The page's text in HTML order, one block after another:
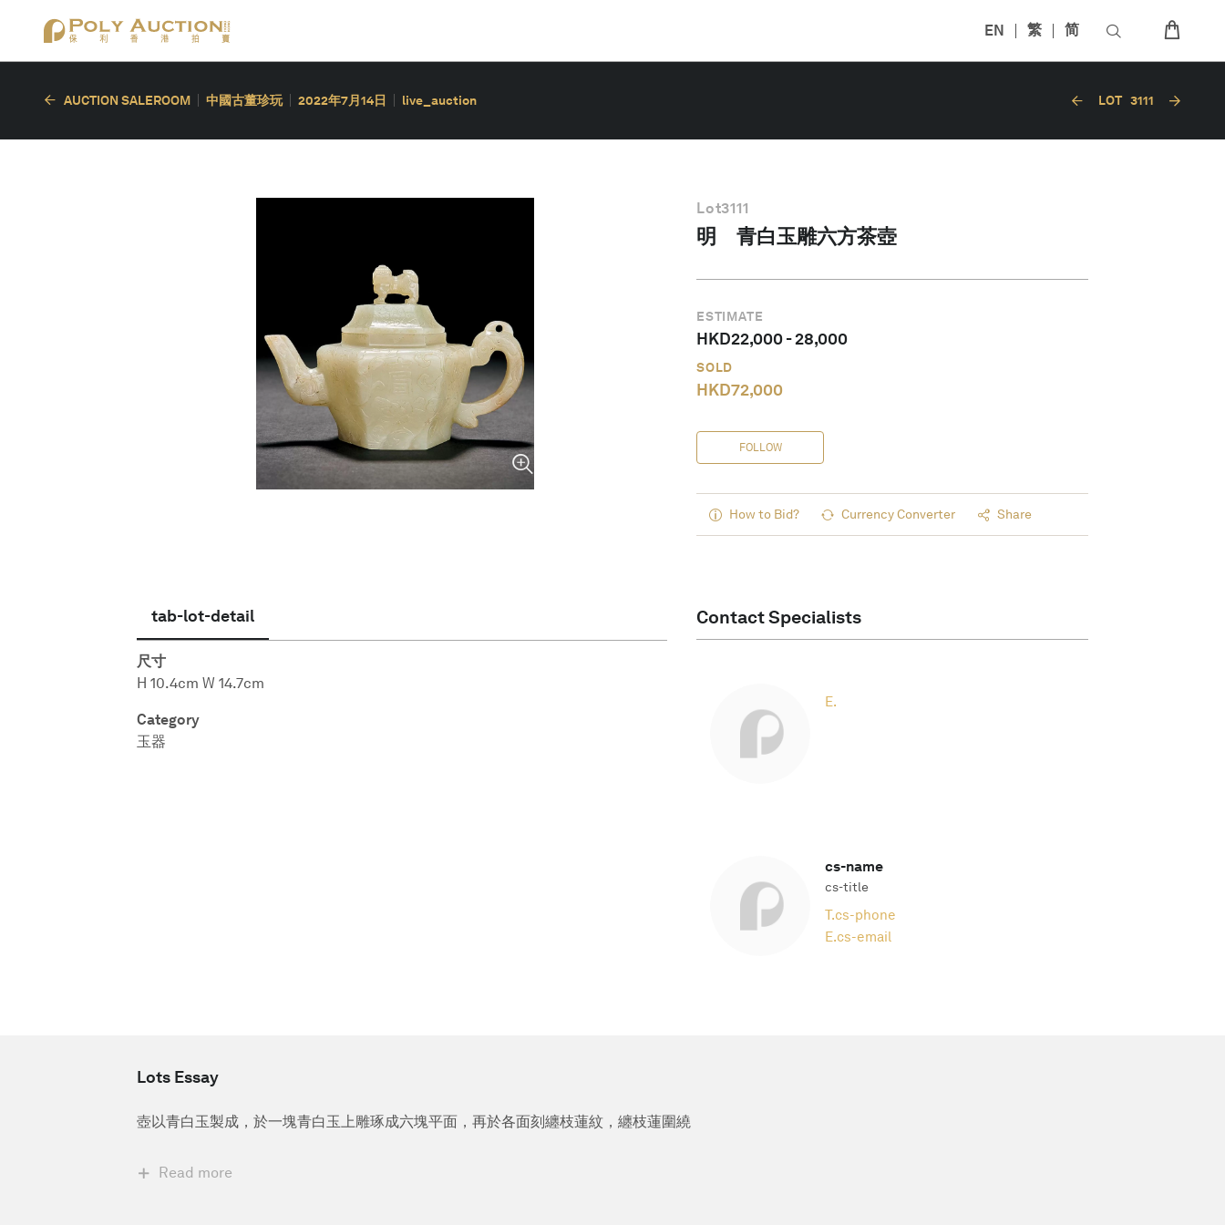
EN 繁 简
AUCTION SALEROOM 中國古董珍玩 2022年7月14日 live_auction LOT 3111
Lot3111
明 青白玉雕六方茶壺
ESTIMATE
HKD22,000-28,000
SOLD
HKD72,000
FOLLOW
How to Bid? Currency Converter Share
tab-lot-detail
尺寸
H 10.4cm W 14.7cm
Category
玉器
Contact Specialists
E.
cs-name
cs-title
T.cs-phone
E.cs-email
Lots Essay
壺以青白玉製成，於一塊青白玉上雕琢成六塊平面，再於各面刻纏枝蓮紋，纏枝蓮圍繞
Read more